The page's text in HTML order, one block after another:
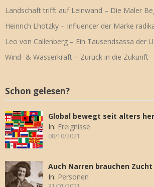
Landschaft trifft auf Leinwand – Die Maler
Heinrich Lhotzky – Influencer der Marke
Leo von Callenberg – Ein Tausendsassa der
Wind- & Wasserkraft – Zurück in die Zukunft
Schon gelesen?
Global bewegt seit alters her
In: Ereignisse
08/10/2021
Auch Narren brauchen
In: Personen